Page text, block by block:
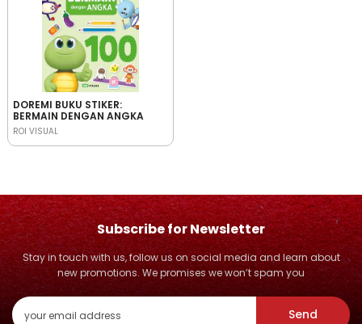
DOREMI BUKU STIKER:
BERMAIN DENGAN ANGKA
ROI VISUAL
Subscribe for Newsletter
Stay in touch with us, follow us on social media and learn about
new promotions. We promises we won’t spam you
Send